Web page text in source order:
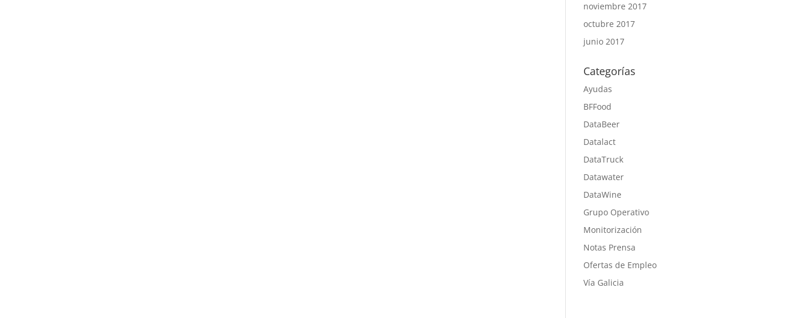
noviembre 2017
octubre 2017
junio 2017
Categorías
Ayudas
BFFood
DataBeer
Datalact
DataTruck
Datawater
DataWine
Grupo Operativo
Monitorización
Notas Prensa
Ofertas de Empleo
Vía Galicia